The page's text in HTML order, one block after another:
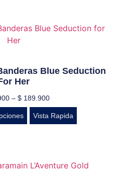
Blue Seduction
Her
– $ 189.900
Vista Rapida